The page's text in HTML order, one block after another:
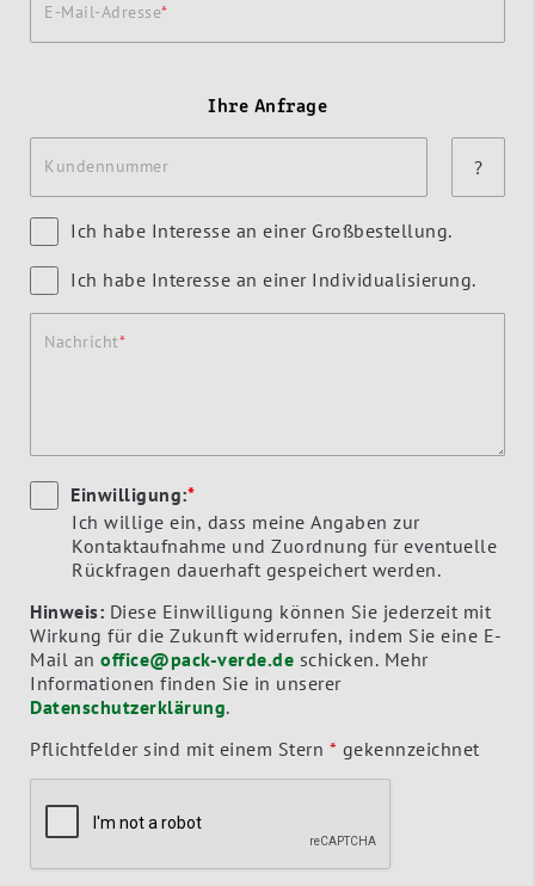
E-Mail-Adresse
Ihre Anfrage
Kundennummer ?
Ich habe Interesse an einer Großbestellung.
Ich habe Interesse an einer Individualisierung.
Nachricht
Einwilligung:*
Ich willige ein, dass meine Angaben zur
Kontaktaufnahme und Zuordnung für eventuelle
Rückfragen dauerhaft gespeichert werden.
Hinweis: Diese Einwilligung können Sie jederzeit mit
Wirkung für die Zukunft widerrufen, indem Sie eine E-
Mail an office@pack-verde.de
Informationen finden Sie in unserer
Datenschutzerklärung.
Pflichtfelder sind mit einem Stern * gekennzeichnet